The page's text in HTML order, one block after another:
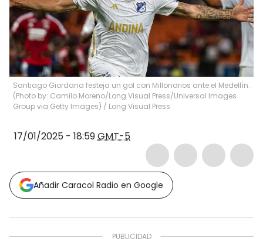
Santiago Giordana festeja un gol con Millonarios ante el Medellín.
(Photo by: Camilo Moreno/Long Visual Press/Universal Images
Group via Getty Images) / Long Visual Press
17/01/2025 - 18:59GMT-5
Añadir Caracol Radio en Google